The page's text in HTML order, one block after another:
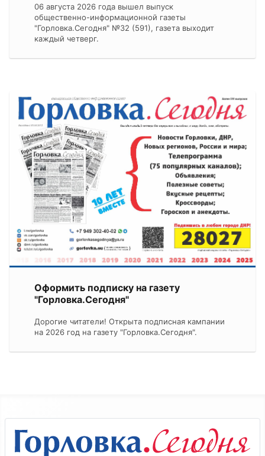
06 августа 2026 года вышел выпуск
общественно-информационной газеты
"Горловка.Сегодня" №32 (591), газета выходит
каждый четверг.
Оформить подписку на газету
"Горловка.Сегодня"
Дорогие читатели! Открыта подписная кампании
на 2026 год на газету "Горловка.Сегодня".